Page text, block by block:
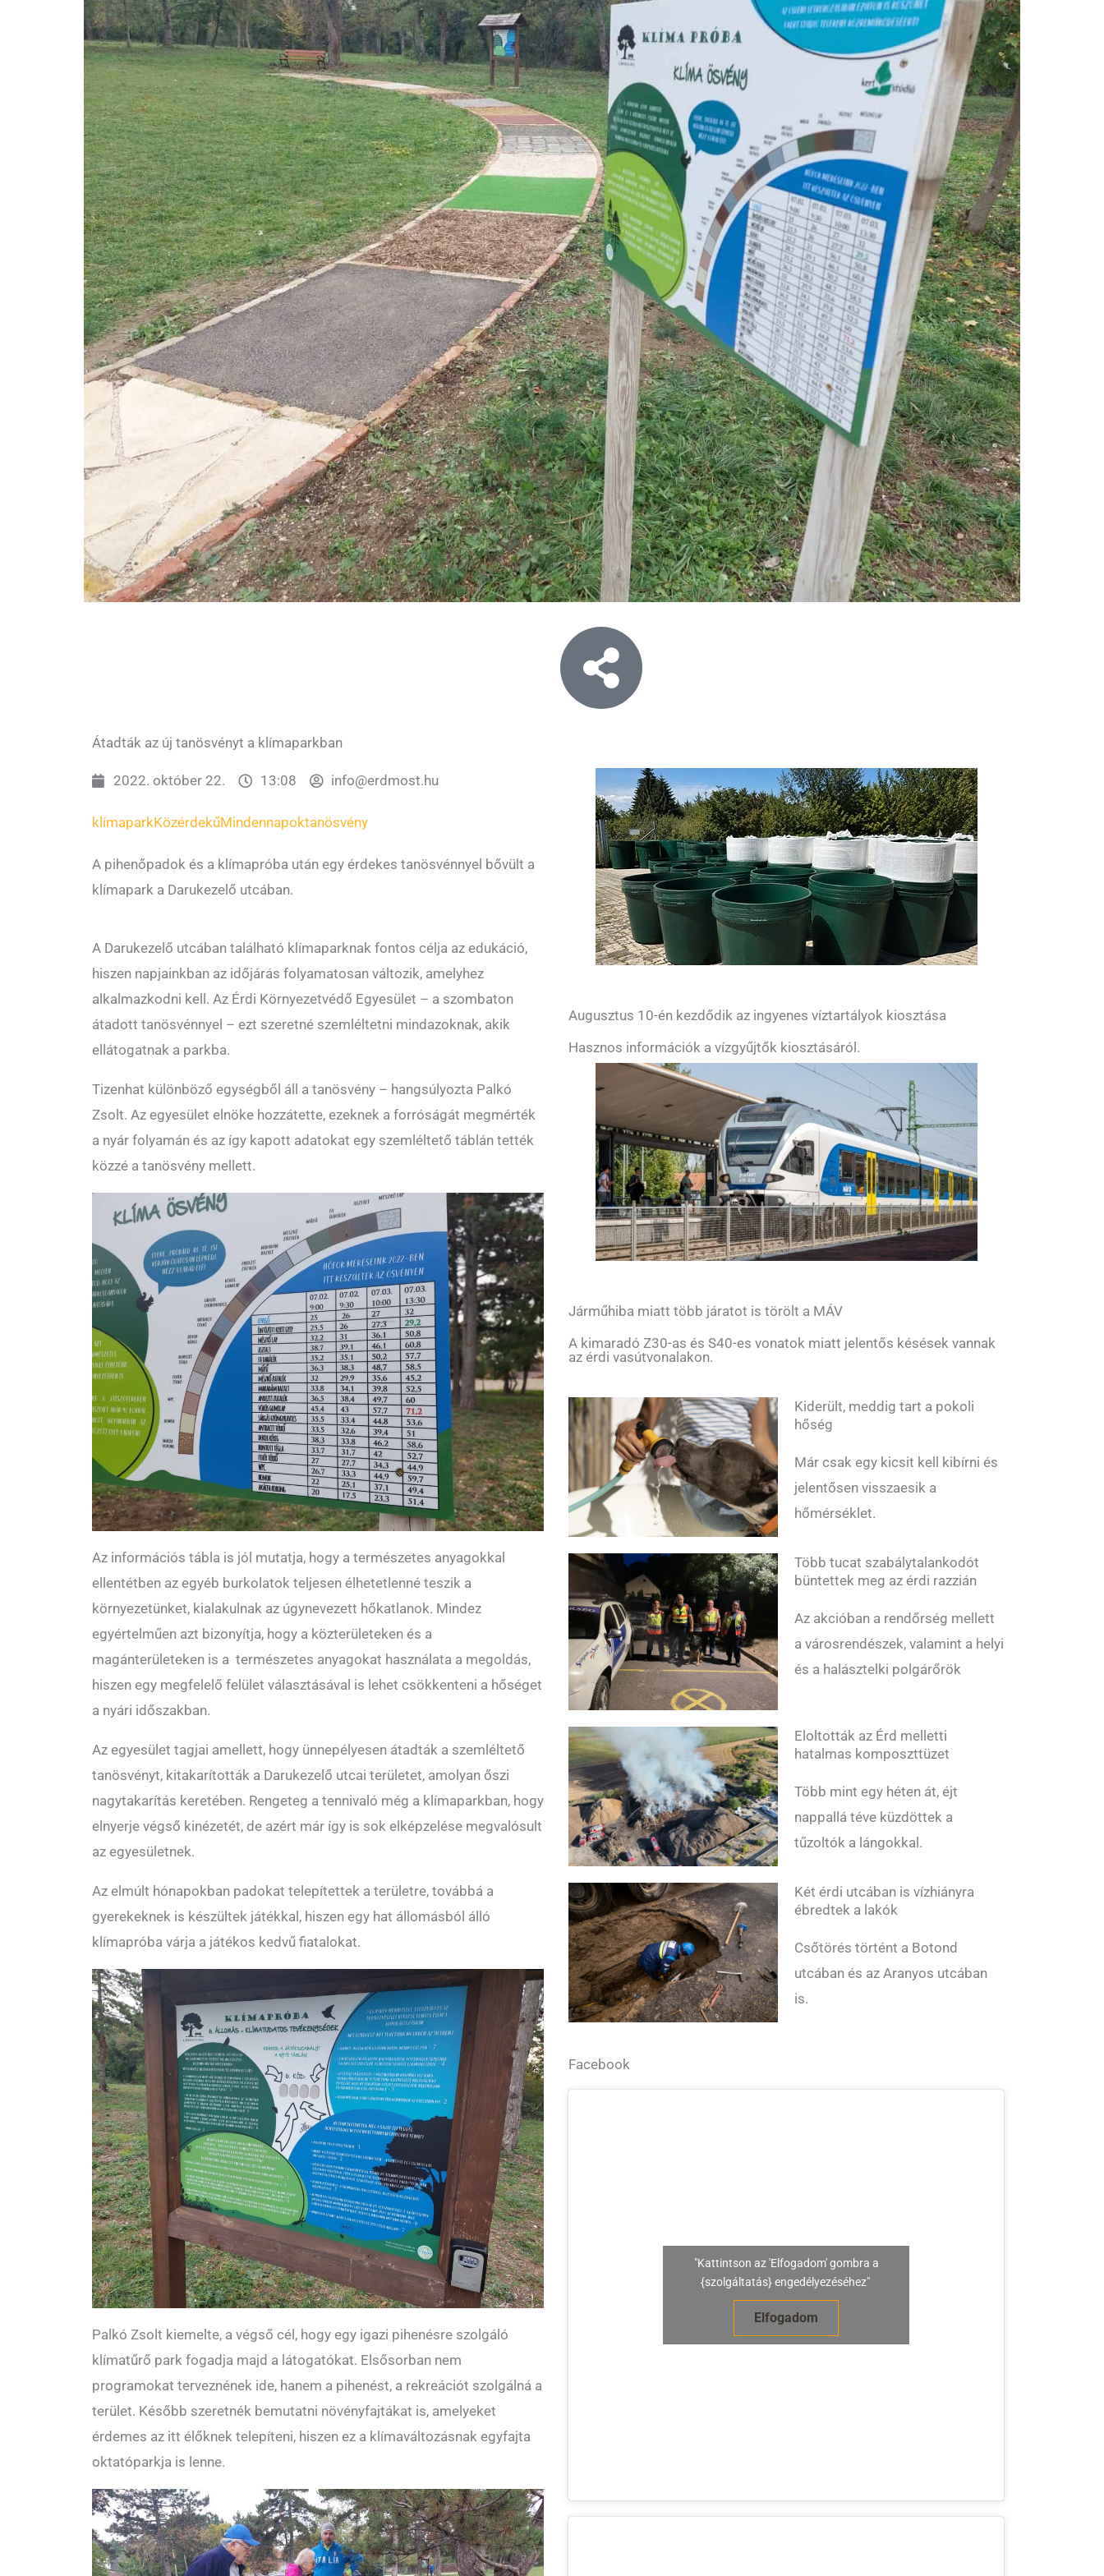
Átadták az új tanösvényt a klímaparkban
2022. október 22. 13:08 info@erdmost.hu
klímaparkKözérdekűMindennapoktanösvény
A pihenőpadok és a klímapróba után egy érdekes tanösvénnyel bővült a
klímapark a Darukezelő utcában.
A Darukezelő utcában található klímaparknak fontos célja az edukáció,
hiszen napjainkban az időjárás folyamatosan változik, amelyhez
alkalmazkodni kell. Az Érdi Környezetvédő Egyesület – a szombaton
átadott tanösvénnyel – ezt szeretné szemléltetni mindazoknak, akik
ellátogatnak a parkba.
Tizenhat különböző egységből áll a tanösvény – hangsúlyozta Palkó
Zsolt. Az egyesület elnöke hozzátette, ezeknek a forróságát megmérték
a nyár folyamán és az így kapott adatokat egy szemléltető táblán tették
közzé a tanösvény mellett.
Az információs tábla is jól mutatja, hogy a természetes anyagokkal
ellentétben az egyéb burkolatok teljesen élhetetlenné teszik a
környezetünket, kialakulnak az úgynevezett hőkatlanok. Mindez
egyértelműen azt bizonyítja, hogy a közterületeken és a
magánterületeken is a természetes anyagokat használata a megoldás,
hiszen egy megfelelő felület választásával is lehet csökkenteni a hőséget
a nyári időszakban.
Az egyesület tagjai amellett, hogy ünnepélyesen átadták a szemléltető
tanösvényt, kitakarították a Darukezelő utcai területet, amolyan őszi
nagytakarítás keretében. Rengeteg a tennivaló még a klímaparkban, hogy
elnyerje végső kinézetét, de azért már így is sok elképzelése megvalósult
az egyesületnek.
Az elmúlt hónapokban padokat telepítettek a területre, továbbá a
gyerekeknek is készültek játékkal, hiszen egy hat állomásból álló
klímapróba várja a játékos kedvű fiatalokat.
Palkó Zsolt kiemelte, a végső cél, hogy egy igazi pihenésre szolgáló
klímatűrő park fogadja majd a látogatókat. Elsősorban nem
programokat terveznének ide, hanem a pihenést, a rekreációt szolgálná a
terület. Később szeretnék bemutatni növényfajtákat is, amelyeket
érdemes az itt élőknek telepíteni, hiszen ez a klímaváltozásnak egyfajta
oktatóparkja is lenne.
Augusztus 10-én kezdődik az ingyenes víztartályok kiosztása
Hasznos információk a vízgyűjtők kiosztásáról.
Járműhiba miatt több járatot is törölt a MÁV
A kimaradó Z30-as és S40-es vonatok miatt jelentős késések vannak
az érdi vasútvonalakon.
Kiderült, meddig tart a pokoli
hőség
Már csak egy kicsit kell kibírni és
jelentősen visszaesik a
hőmérséklet.
Több tucat szabálytalankodót
büntettek meg az érdi razzián
Az akcióban a rendőrség mellett
a városrendészek, valamint a helyi
és a halásztelki polgárőrök
Eloltották az Érd melletti
hatalmas komposzttüzet
Több mint egy héten át, éjt
nappallá téve küzdöttek a
tűzoltók a lángokkal.
Két érdi utcában is vízhiányra
ébredtek a lakók
Csőtörés történt a Botond
utcában és az Aranyos utcában
is.
Facebook
"Kattintson az 'Elfogadom' gombra a
{szolgáltatás} engedélyezéséhez"
Elfogadom